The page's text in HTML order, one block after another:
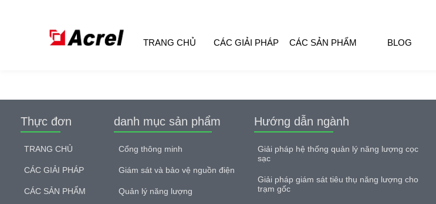
TRANG CHỦ CÁC GIẢI PHÁP CÁC SẢN PHẨM BLOG
Thực đơn
TRANG CHỦ
CÁC GIẢI PHÁP
CÁC SẢN PHẨM
danh mục sản phẩm
Cổng thông minh
Giám sát và bảo vệ nguồn điện
Quản lý năng lượng
Hướng dẫn ngành
Giải pháp hệ thống quản lý năng lượng cọc
sạc
Giải pháp giám sát tiêu thụ năng lượng cho
trạm gốc